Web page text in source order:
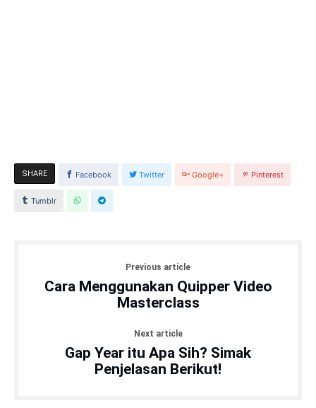
SHARE Facebook Twitter Google+ Pinterest
Tumblr
Previous article
Cara Menggunakan Quipper Video
Masterclass
Next article
Gap Year itu Apa Sih? Simak
Penjelasan Berikut!